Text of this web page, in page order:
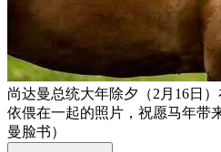
尚达曼总统大年除夕（2月16日
依偎在一起的照片，祝愿马年带
曼脸书）